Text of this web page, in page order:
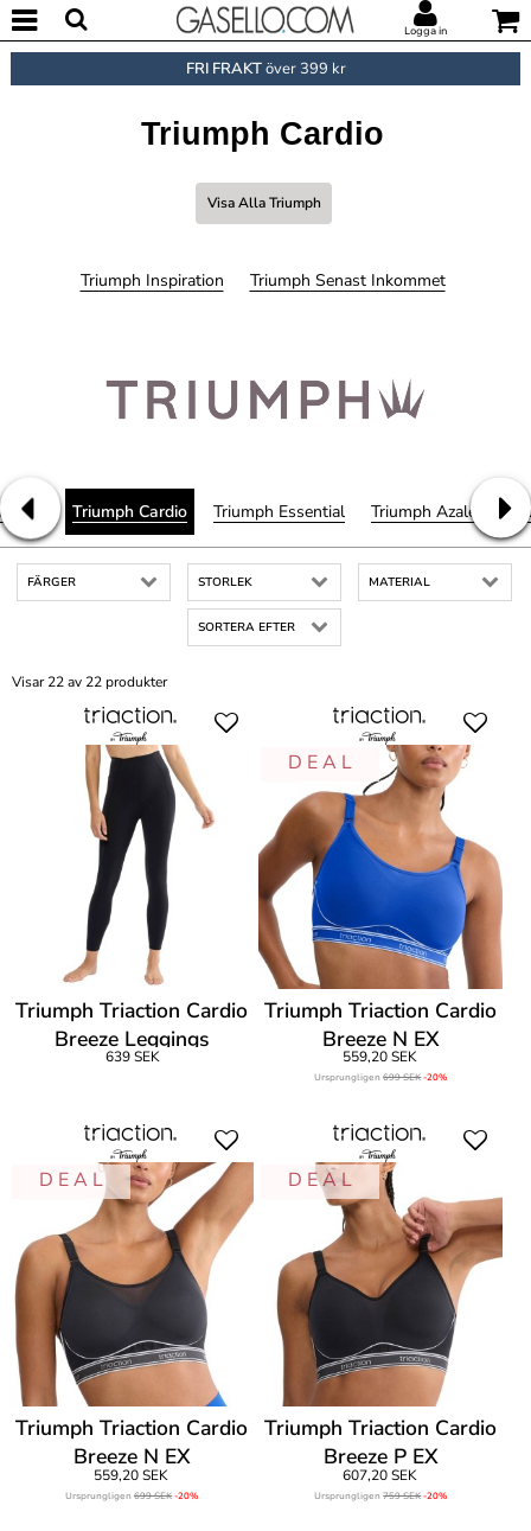
Logga in
FRI FRAKTöver 399 kr
Triumph Cardio
Visa Alla Triumph
Triumph Inspiration Triumph Senast Inkommet
Triumph Cardio Triumph Essential Triumph Azalea
FÄRGER STORLEK MATERIAL
SORTERA EFTER
Visar 22 av 22 produkter
Triumph Triaction Cardio
Breeze Leggings
639 SEK
D E A L
Triumph Triaction Cardio
Breeze N EX
559,20 SEK
Ursprungligen699 SEK-20%
D E A L
Triumph Triaction Cardio
Breeze N EX
559,20 SEK
Ursprungligen699 SEK-20%
D E A L
Triumph Triaction Cardio
Breeze P EX
607,20 SEK
Ursprungligen759 SEK-20%